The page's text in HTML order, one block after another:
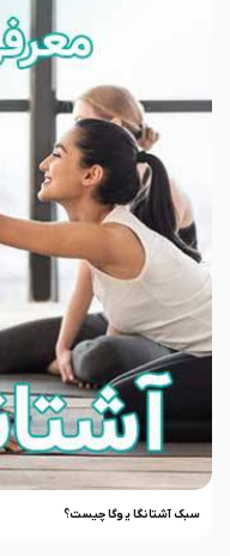
سبک آشتانگا یوگا چیست؟